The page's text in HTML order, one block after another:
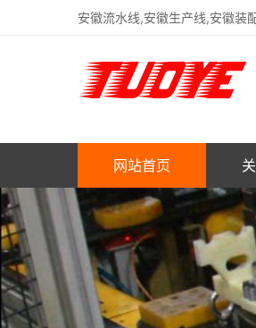
安徽流水线,安徽生产线,安徽装
网站首页